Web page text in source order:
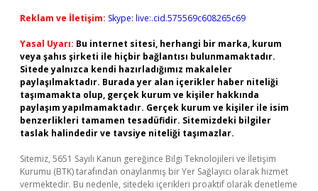
Reklam ve İletişim: Skype: live:.cid.575569c608265c69
Yasal Uyarı: Bu internet sitesi, herhangi bir marka, kurum
veya şahıs şirketi ile hiçbir bağlantısı bulunmamaktadır.
Sitede yalnızca kendi hazırladığımız makaleler
paylaşılmaktadır. Burada yer alan içerikler haber niteliği
taşımamakta olup, gerçek kurum ve kişiler hakkında
paylaşım yapılmamaktadır. Gerçek kurum ve kişiler ile isim
benzerlikleri tamamen tesadüfidir. Sitemizdeki bilgiler
taslak halindedir ve tavsiye niteliği taşımazlar.
Sitemiz, 5651 Sayılı Kanun gereğince Bilgi Teknolojileri ve İletişim
Kurumu (BTK) tarafından onaylanmış bir Yer Sağlayıcı olarak hizmet
vermektedir. Bu nedenle, sitedeki içerikleri proaktif olarak denetleme